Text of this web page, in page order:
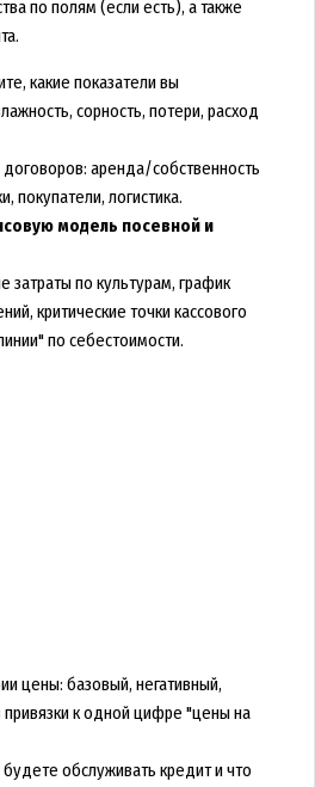
по полям (если есть), а также
какие показатели вы
сорность, потери, расход
аренда/собственность
покупатели, логистика.
модель посевной и
по культурам, график
критические точки кассового
по себестоимости.
цены: базовый, негативный,
привязки к одной цифре "цены на
обслуживать кредит и что